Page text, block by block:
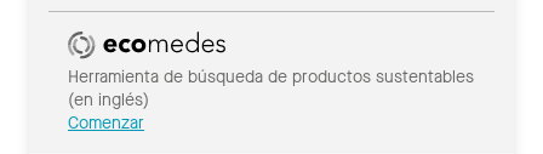
Herramienta de búsqueda de productos sustentables
(en inglés)
Comenzar